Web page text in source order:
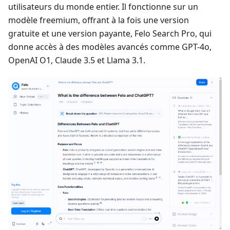
utilisateurs du monde entier. Il fonctionne sur un
modèle freemium, offrant à la fois une version
gratuite et une version payante, Felo Search Pro, qui
donne accès à des modèles avancés comme GPT-4o,
OpenAI O1, Claude 3.5 et Llama 3.1.